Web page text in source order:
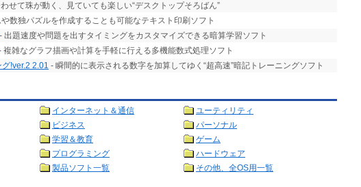
せて珠が動く、見ていても楽しい“デスクトップそろばん”
数独パズルを作成することも可能なテキスト印刷ソフト
- 出題速度や問題を出すタイミングをカスタマイズできる暗算学習ソフト
複雑なグラフ描画や計算を手軽に行える多機能数式処理ソフト
!ver.2 2.01 - 瞬間的に表示される数字を加算してゆく“超高速”暗記トレーニングソフト
インターネット＆通信
ユーティリティ
ビジネス
パーソナル
学習＆教育
ゲーム
プログラミング
ハードウェア
製品ソフト一覧 その他、全OS用一覧